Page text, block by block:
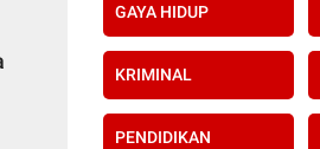
GAYA HIDUP
KRIMINAL
PENDIDIKAN